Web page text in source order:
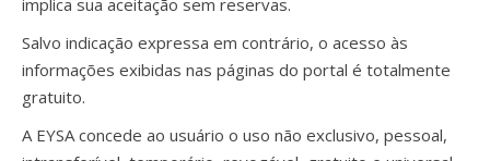
implica sua aceitação sem reservas.
Salvo indicação expressa em contrário, o acesso às
informações exibidas nas páginas do portal é totalmente
gratuito.
A EYSA concede ao usuário o uso não exclusivo, pessoal,